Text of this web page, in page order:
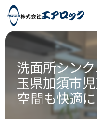
洗面所シン
玉県加須市
空間も快適